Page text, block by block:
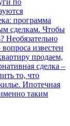
программа
сделкам. Чтобы
Необязательно
известен
продаем,
сделка –
то, что
Ипотечная
таким